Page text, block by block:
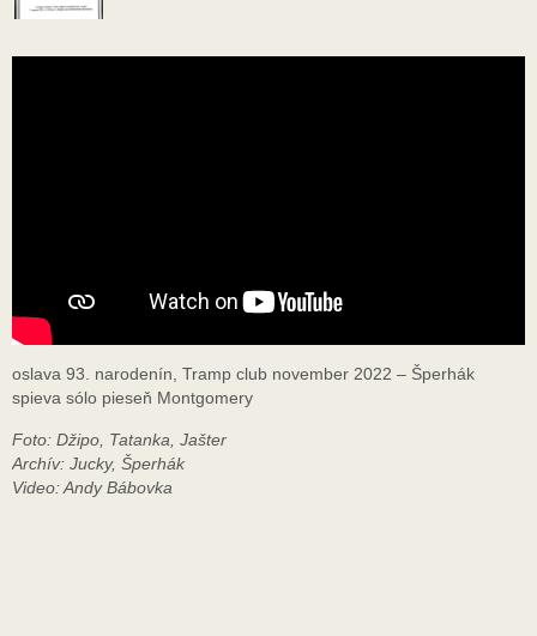
oslava 93. narodenín, Tramp club november 2022 – Šperhák
spieva sólo pieseň Montgomery
Foto: Džipo, Tatanka, Jašter
Archív: Jucky, Šperhák
Video: Andy Bábovka